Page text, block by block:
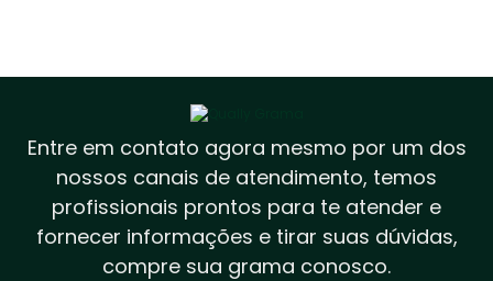
Entre em contato agora mesmo por um dos
nossos canais de atendimento, temos
profissionais prontos para te atender e
fornecer informações e tirar suas dúvidas,
compre sua grama conosco.